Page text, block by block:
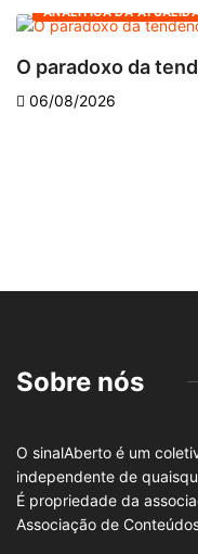
ANALÍTICA DA
O paradoxo da
06/08/2026
Sobre nós
O sinalAberto é um
independente de
É propriedade da
Associação de